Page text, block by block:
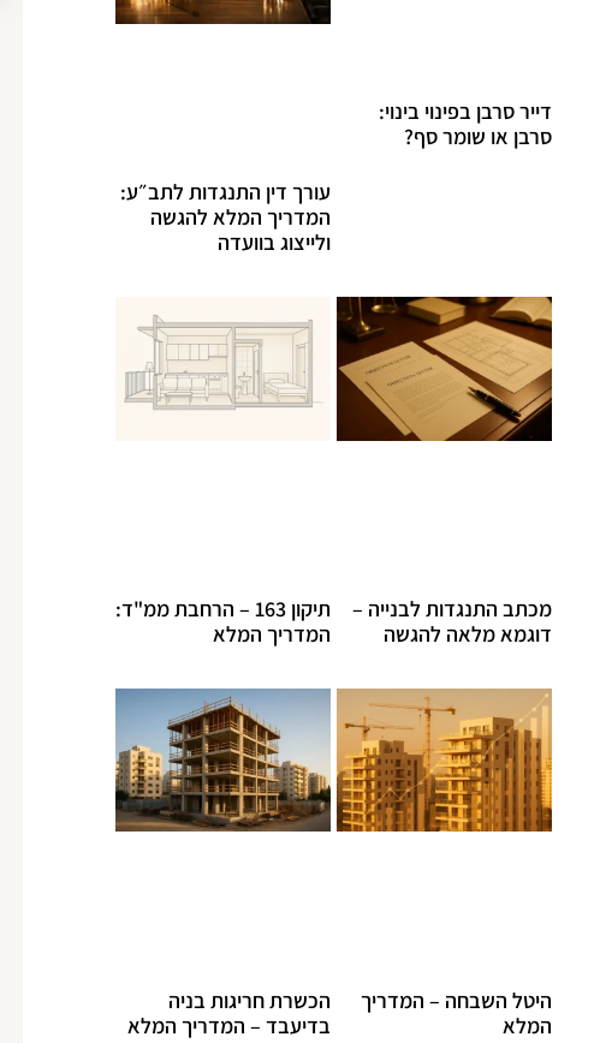
דייר סרבן בפינוי בינוי:
סרבן או שומר סף?
עורך דין התנגדות לתב״ע:
המדריך המלא להגשה
ולייצוג בוועדה
מכתב התנגדות לבנייה –
דוגמא מלאה להגשה
תיקון 163 – הרחבת ממ"ד:
המדריך המלא
היטל השבחה – המדריך
המלא
הכשרת חריגות בניה
בדיעבד – המדריך המלא